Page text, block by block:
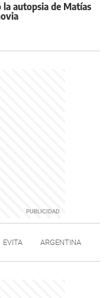
la autopsia de Matías
EVITA ARGENTINA